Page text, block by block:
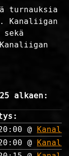
turnauksia
. Kanaliigan
alkaen:
@
@